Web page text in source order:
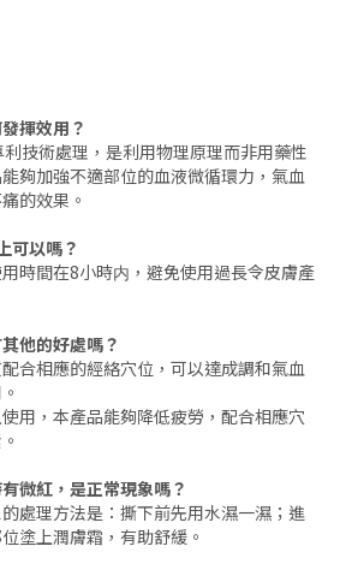
揮效用？
技術處理，是利用物理原理而非用藥性
夠加強不適部位的血液微循環力，氣血
的效果。
可以嗎？
時間在8小時内，避免使用過長令皮膚產
他的好處嗎？
合相應的經絡穴位，可以達成調和氣血
用，本產品能夠降低疲勞，配合相應穴
微紅，是正常現象嗎？
處理方法是：撕下前先用水濕一濕；進
塗上潤膚霜，有助舒緩。